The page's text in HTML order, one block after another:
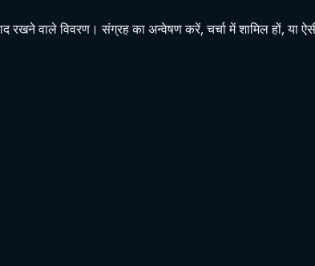
रखने वाले विवरण। संग्रह का अन्वेषण करें, चर्चा में शामिल हों, या